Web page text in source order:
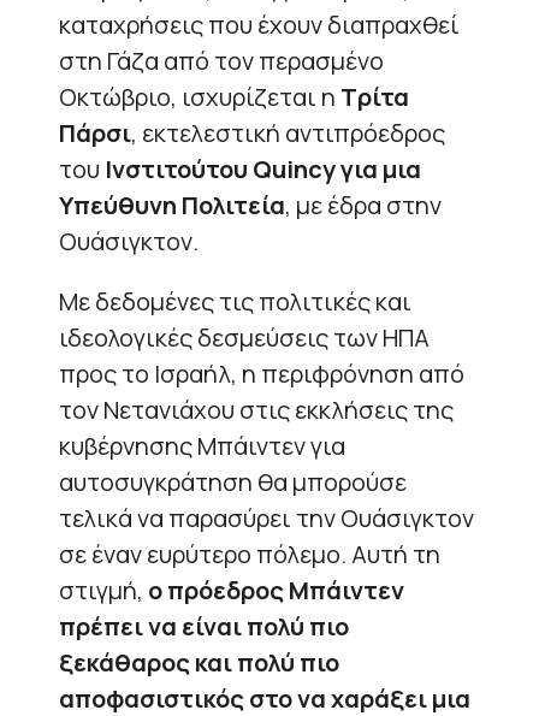
καταχρήσεις που έχουν διαπραχθεί
στη Γάζα από τον περασμένο
Οκτώβριο, ισχυρίζεται η Τρίτα
Πάρσι, εκτελεστική αντιπρόεδρος
του Ινστιτούτου Quincy για μια
Υπεύθυνη Πολιτεία, με έδρα στην
Ουάσιγκτον.
Με δεδομένες τις πολιτικές και
ιδεολογικές δεσμεύσεις των ΗΠΑ
προς το Ισραήλ, η περιφρόνηση από
τον Νετανιάχου στις εκκλήσεις της
κυβέρνησης Μπάιντεν για
αυτοσυγκράτηση θα μπορούσε
τελικά να παρασύρει την Ουάσιγκτον
σε έναν ευρύτερο πόλεμο. Αυτή τη
στιγμή, ο πρόεδρος Μπάιντεν
πρέπει να είναι πολύ πιο
ξεκάθαρος και πολύ πιο
αποφασιστικός στο να χαράξει μια